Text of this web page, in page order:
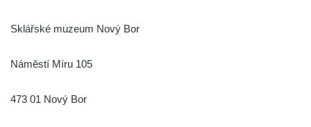
Sklářské muzeum Nový Bor
Náměstí Míru 105
473 01 Nový Bor